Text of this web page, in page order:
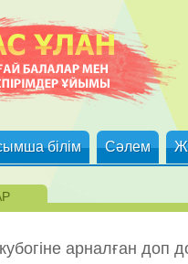
білім Сәлем
арналған доп